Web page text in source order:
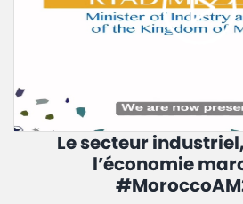
Le secteur
l’économie